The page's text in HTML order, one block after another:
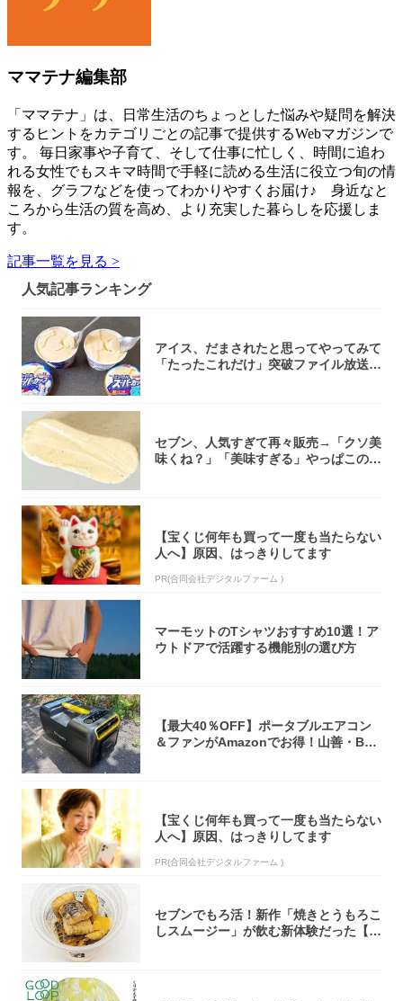
ママテナ編集部
「ママテナ」は、日常生活のちょっとした悩みや疑問を解決
するヒントをカテゴリごとの記事で提供するWebマガジンで
す。 毎日家事や子育て、そして仕事に忙しく、時間に追わ
れる女性でもスキマ時間で手軽に読める生活に役立つ旬の情
報を、グラフなどを使ってわかりやすくお届け♪ 身近なと
ころから生活の質を高め、より充実した暮らしを応援しま
す。
記事一覧を見る >
人気記事ランキング
アイス、だまされたと思ってやってみて
「たったこれだけ」突破ファイル放送で
セブン、人気すぎて再々販売→「クソ美
味くね？」「美味すぎる」やっぱこのク
【宝くじ何年も買って一度も当たらない
人へ】原因、はっきりしてます
PR(合同会社デジタルファーム )
マーモットのTシャツおすすめ10選！ア
ウトドアで活躍する機能別の選び方
【最大40％OFF】ポータブルエアコン
＆ファンがAmazonでお得！山善・Bo
【宝くじ何年も買って一度も当たらない
人へ】原因、はっきりしてます
PR(合同会社デジタルファーム )
セブンでもろ活！新作「焼きとうもろこ
しスムージー」が飲む新体験だった【東